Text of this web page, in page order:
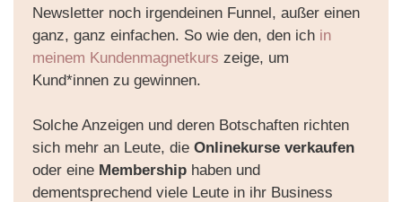
Newsletter noch irgendeinen Funnel, außer einen
ganz, ganz einfachen. So wie den, den ich in
meinem Kundenmagnetkurs zeige, um
Kund*innen zu gewinnen.
Solche Anzeigen und deren Botschaften richten
sich mehr an Leute, dieOnlinekurse verkaufen
oder eine Membership haben und
dementsprechend viele Leute in ihr Business